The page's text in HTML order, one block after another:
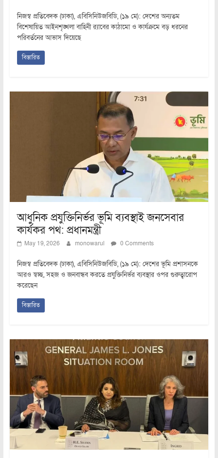
নিজস্ব প্রতিবেদক (ঢাকা), এবিসিনিউজবিডি, (১৯ মে): দেশের অন্যতম
বিশেষায়িত আইনশৃঙ্খলা বাহিনী র‍্যাবের কাঠামো ও কার্যক্রমে বড় ধরনের
পরিবর্তনের আভাস দিয়েছে
বিস্তারিত
আধুনিক প্রযুক্তিনির্ভর ভূমি ব্যবস্থাই জনসেবার
কার্যকর পথ: প্রধানমন্ত্রী
May 19, 2026 monowarul 0 Comments
নিজস্ব প্রতিবেদক (ঢাকা), এবিসিনিউজবিডি, (১৯ মে): দেশের ভূমি প্রশাসনকে
আরও স্বচ্ছ, সহজ ও জনবান্ধব করতে প্রযুক্তিনির্ভর ব্যবস্থার ওপর গুরুত্বারোপ
করেছেন
বিস্তারিত